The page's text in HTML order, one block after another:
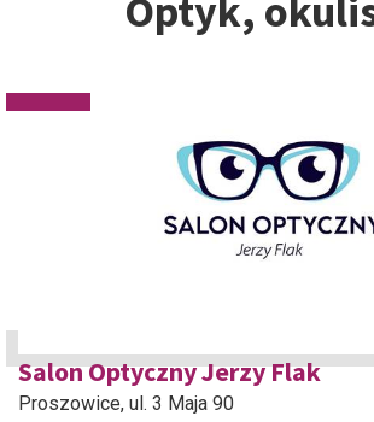
Optyk,
Salon Optyczny Jerzy Flak
Proszowice, ul. 3 Maja 90